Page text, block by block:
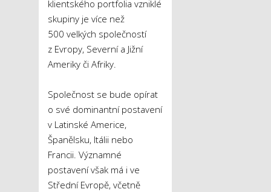
klientského portfolia vzniklé
skupiny je více než
500 velkých společností
z Evropy, Severní a Jižní
Ameriky či Afriky.
Společnost se bude opírat
o své dominantní postavení
v Latinské Americe,
Španělsku, Itálii nebo
Francii. Významné
postavení však má i ve
Střední Evropě, včetně